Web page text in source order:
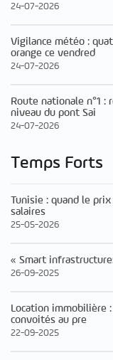
24-07-2026
Vigilance météo :
orange ce vendred
24-07-2026
Route nationale n°1 :
niveau du pont Sai
24-07-2026
Temps Forts
Tunisie : quand le
salaires
25-05-2026
« Smart
26-09-2025
Location immobilière
convoités au pre
22-09-2025